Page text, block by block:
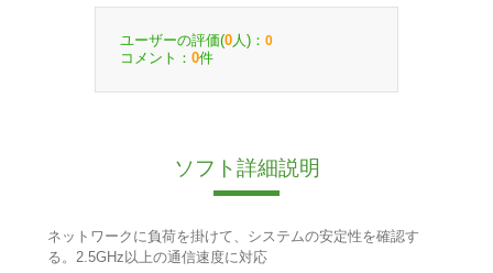
ユーザーの評価(0 人)： 0
コメント： 0件
ソフト詳細説明
ネットワークに負荷を掛けて、システムの安定性を確認す
る。2.5GHz以上の通信速度に対応